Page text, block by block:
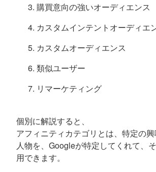
購買意向の強いオーディエンス
カスタムインテントオーディエ
カスタムオーディエンス
類似ユーザー
リマーケティング
個別に解説すると、
アフィニティカテゴリとは、特定の
人物を、Googleが特定してくれて、
用できます。